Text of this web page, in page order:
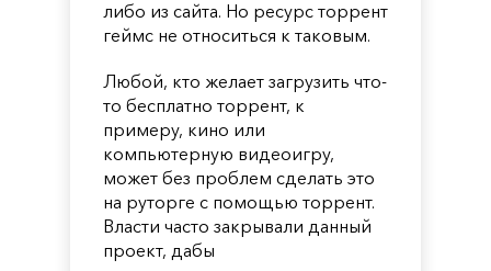
либо из сайта. Но ресурс торрент
геймс не относиться к таковым.
Любой, кто желает загрузить что-
то бесплатно торрент, к
примеру, кино или
компьютерную видеоигру,
может без проблем сделать это
на руторге с помощью торрент.
Власти часто закрывали данный
проект, дабы